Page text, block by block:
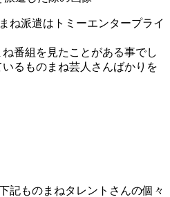
ね派遣はトミーエンタープライ
番組を見たことがある事でし
るものまね芸人さんばかりを
記ものまねタレントさんの個々